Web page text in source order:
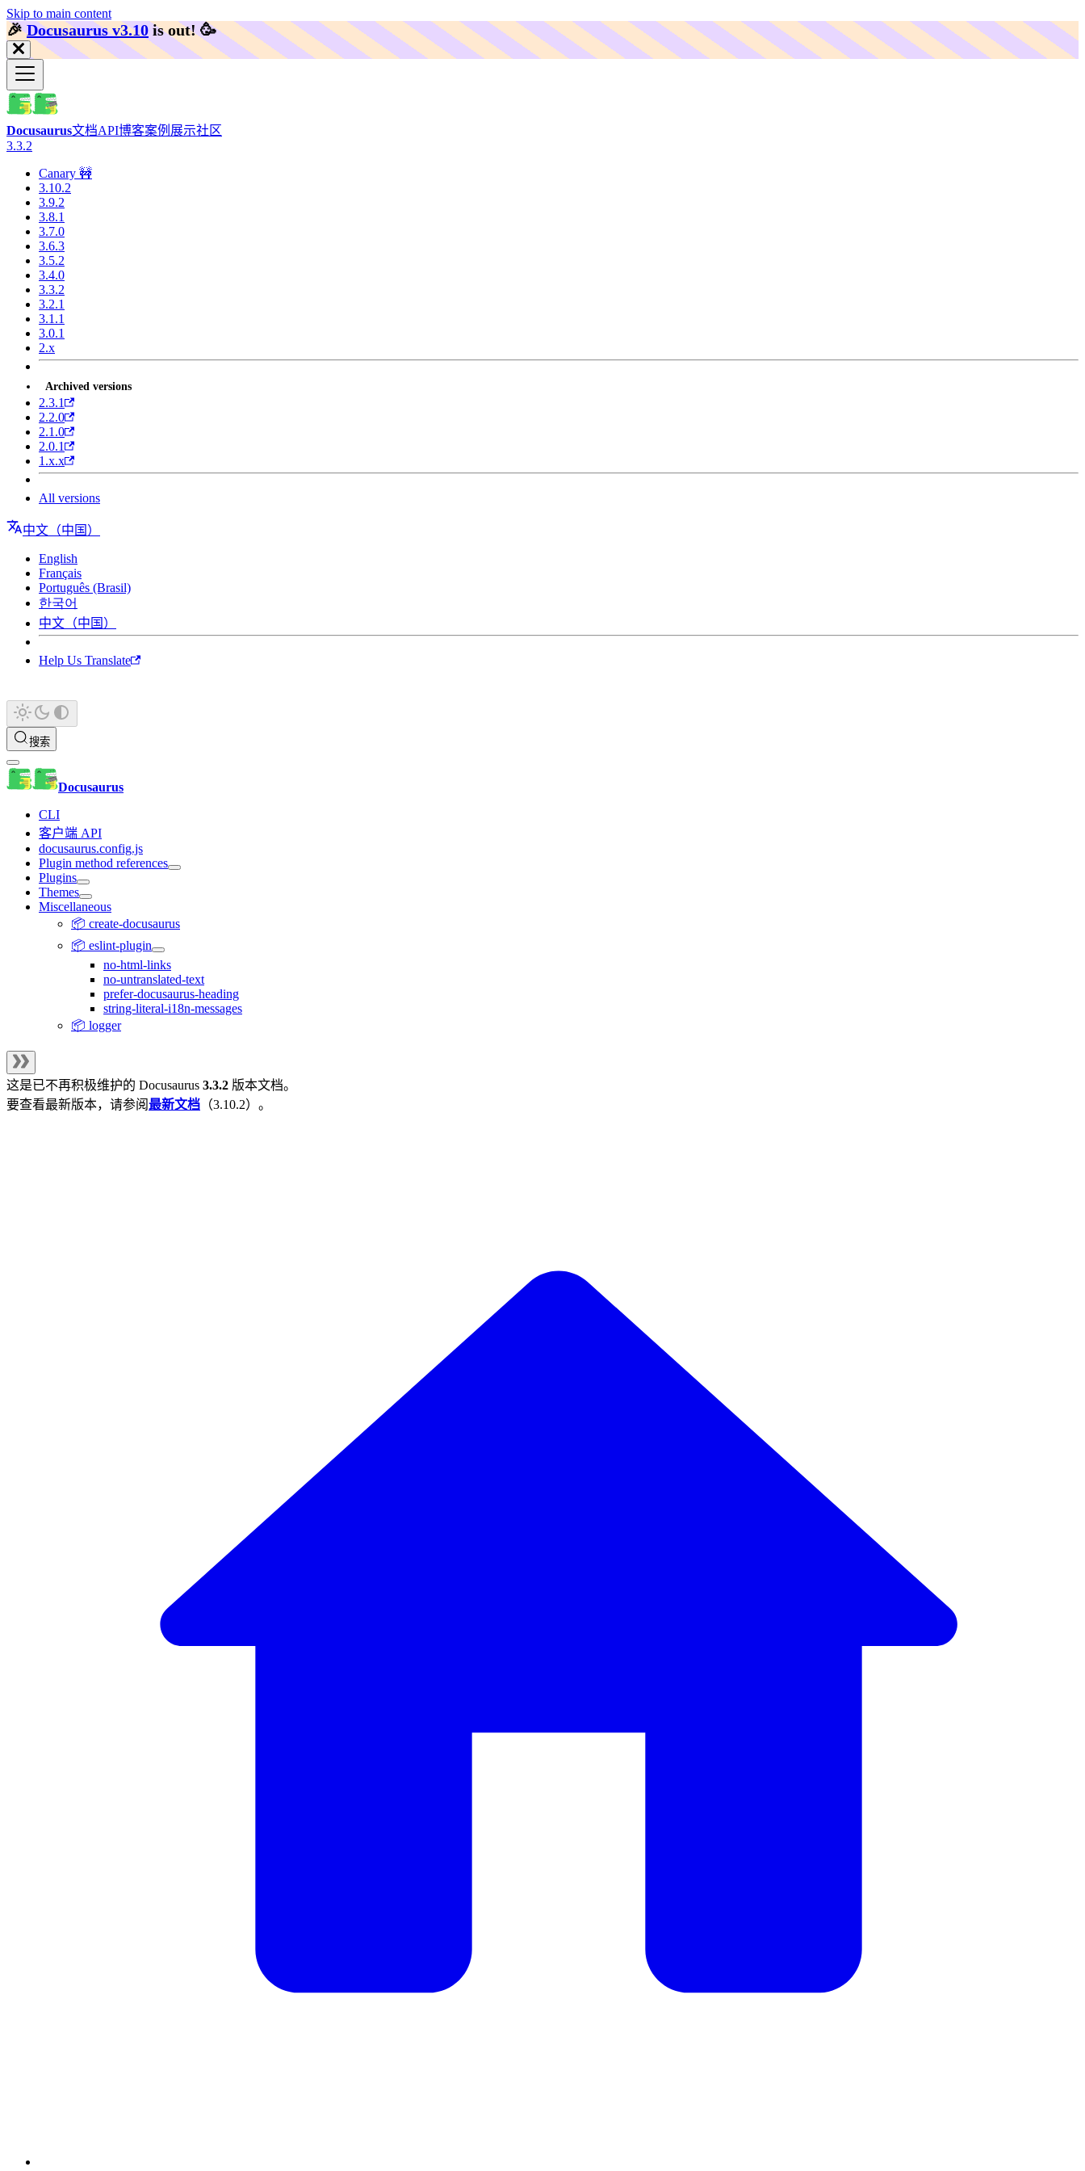
Skip to main content
🎉️Docusaurus v3.10 is out! 🥳️
Docusaurus文档API博客案例展示社区
3.3.2
Canary 🚧
3.10.2
3.9.2
3.8.1
3.7.0
3.6.3
3.5.2
3.4.0
3.3.2
3.2.1
3.1.1
3.0.1
2.x
Archived versions
2.3.1
2.2.0
2.1.0
2.0.1
1.x.x
All versions
中文（中国）
English
Français
Português (Brasil)
한국어
中文（中国）
Help Us Translate
搜索
Docusaurus
CLI
客户端 API
docusaurus.config.js
Plugin method references
Plugins
Themes
Miscellaneous
📦 create-docusaurus
📦 eslint-plugin
no-html-links
no-untranslated-text
prefer-docusaurus-heading
string-literal-i18n-messages
📦 logger
这是已不再积极维护的 Docusaurus 3.3.2 版本文档。
要查看最新版本，请参阅最新文档 （3.10.2）。